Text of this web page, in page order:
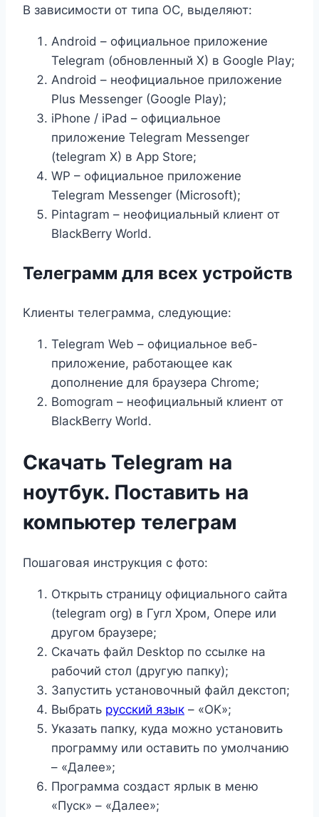
В зависимости от типа ОС, выделяют:
Android – официальное приложение
Telegram (обновленный X) в Google Play;
Android – неофициальное приложение
Plus Messenger (Google Play);
iPhone / iPad – официальное
приложение Telegram Messenger
(telegram X) в App Store;
WP – официальное приложение
Telegram Messenger (Microsoft);
Pintagram – неофициальный клиент от
BlackBerry World.
Телеграмм для всех устройств
Клиенты телеграмма, следующие:
Telegram Web – официальное веб-
приложение, работающее как
дополнение для браузера Chrome;
Bomogram – неофициальный клиент от
BlackBerry World.
Скачать Telegram на
ноутбук. Поставить на
компьютер телеграм
Пошаговая инструкция с фото:
Открыть страницу официального сайта
(telegram org) в Гугл Хром, Опере или
другом браузере;
Скачать файл Desktop по ссылке на
рабочий стол (другую папку);
Запустить установочный файл декстоп;
Выбрать русский язык – «OK»;
Указать папку, куда можно установить
программу или оставить по умолчанию
– «Далее»;
Программа создаст ярлык в меню
«Пуск» – «Далее»;